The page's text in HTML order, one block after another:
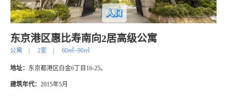
东京港区惠比寿南向2居高级公寓
公寓 | 2室 | 60㎡~90㎡
地址： 东京都港区白金6丁目16-25。
建筑年代： 2015年5月